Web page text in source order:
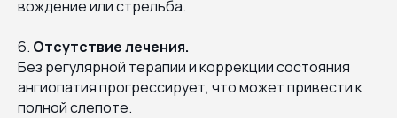
вождение или стрельба.
6. Отсутствие лечения.
Без регулярной терапии и коррекции состояния
ангиопатия прогрессирует, что может привести к
полной слепоте.